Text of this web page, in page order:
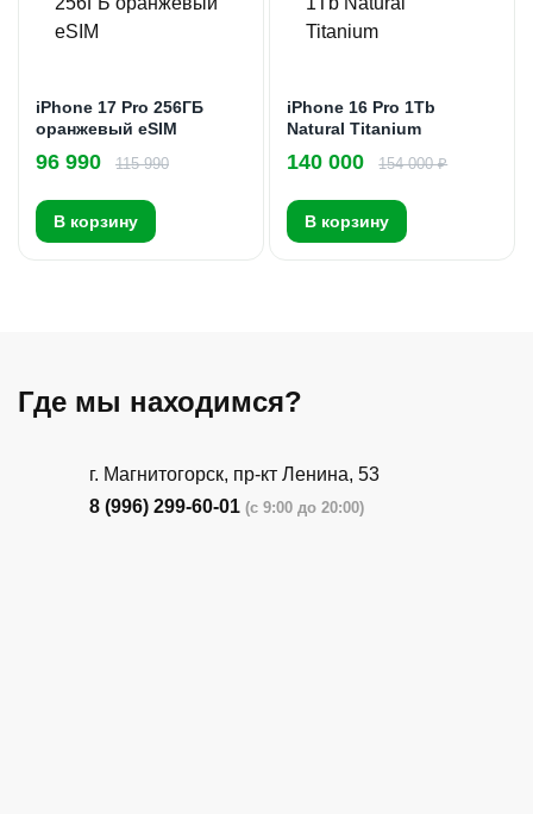
iPhone 17 Pro 256ГБ
оранжевый eSIM
96 990 115 990
В корзину
iPhone 16 Pro 1Tb
Natural Titanium
140 000 154 000 ₽
В корзину
Где мы находимся?
г. Магнитогорск, пр-кт Ленина, 53
8 (996) 299-60-01 (с 9:00 до 20:00)